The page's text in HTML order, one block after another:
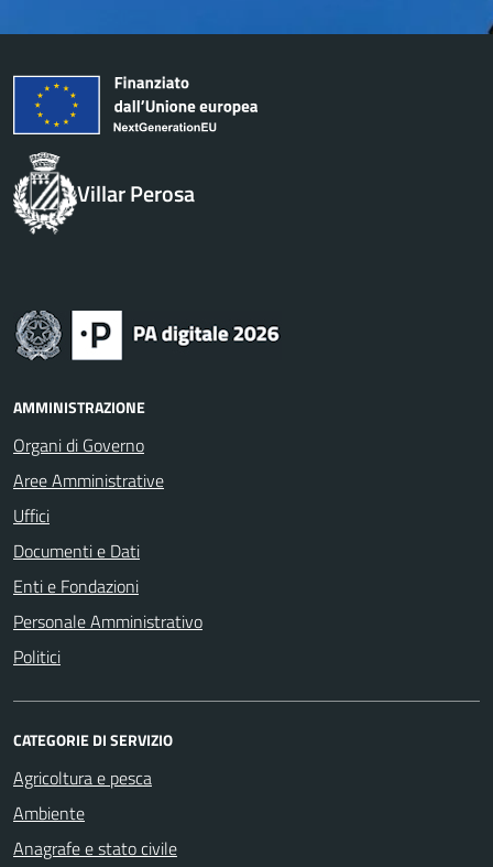
Villar Perosa
AMMINISTRAZIONE
Organi di Governo
Aree Amministrative
Uffici
Documenti e Dati
Enti e Fondazioni
Personale Amministrativo
Politici
CATEGORIE DI SERVIZIO
Agricoltura e pesca
Ambiente
Anagrafe e stato civile